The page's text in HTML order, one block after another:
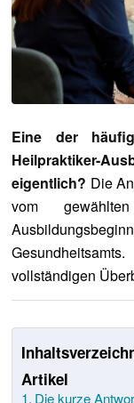
Eine der
Heilpraktiker-
eigentlich? Die
vom
vollständigen
Artikel
Die kurze